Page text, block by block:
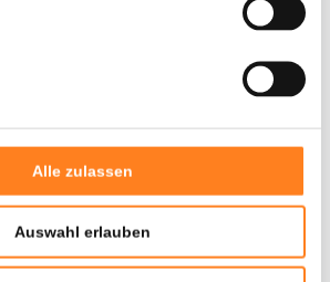
Alle zulassen
Auswahl erlauben
er geen gegevens worden
het later opnieuw.